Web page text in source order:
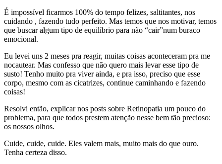
É impossível ficarmos 100% do tempo felizes, saltitantes, nos
cuidando , fazendo tudo perfeito. Mas temos que nos motivar, temos
que buscar algum tipo de equilíbrio para não “cair”num buraco
emocional.
Eu levei uns 2 meses pra reagir, muitas coisas aconteceram pra me
nocautear. Mas confesso que não quero mais levar esse tipo de
susto! Tenho muito pra viver ainda, e pra isso, preciso que esse
corpo, mesmo com as cicatrizes, continue caminhando e fazendo
coisas!
Resolvi então, explicar nos posts sobre Retinopatia um pouco do
problema, para que todos prestem atenção nesse bem tão precioso:
os nossos olhos.
Cuide, cuide, cuide. Eles valem mais, muito mais do que ouro.
Tenha certeza disso.